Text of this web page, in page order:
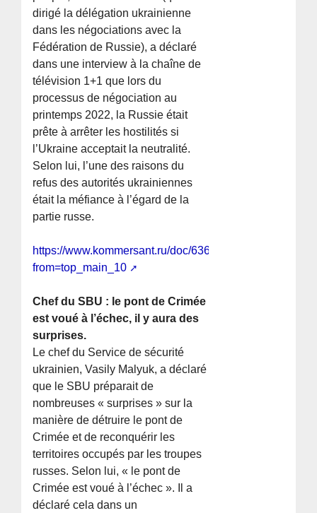
dirigé la délégation ukrainienne
dans les négociations avec la
Fédération de Russie), a déclaré
dans une interview à la chaîne de
télévision 1+1 que lors du
processus de négociation au
printemps 2022, la Russie était
prête à arrêter les hostilités si
l’Ukraine acceptait la neutralité.
Selon lui, l’une des raisons du
refus des autorités ukrainiennes
était la méfiance à l’égard de la
partie russe.
https://www.kommersant.ru/doc/6363782?
from=top_main_10
Chef du SBU : le pont de Crimée
est voué à l’échec, il y aura des
surprises.
Le chef du Service de sécurité
ukrainien, Vasily Malyuk, a déclaré
que le SBU préparait de
nombreuses « surprises » sur la
manière de détruire le pont de
Crimée et de reconquérir les
territoires occupés par les troupes
russes. Selon lui, « le pont de
Crimée est voué à l’échec ». Il a
déclaré cela dans un